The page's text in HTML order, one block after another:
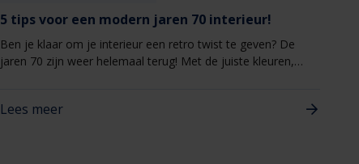
5 tips voor een modern jaren 70 interieur!
Ben je klaar om je interieur een retro twist te geven? De
jaren 70 zijn weer helemaal terug! Met de juiste kleuren,
Interiors,&nbsp;geeft je vijf tips om je op weg te helpen.
Lees meer